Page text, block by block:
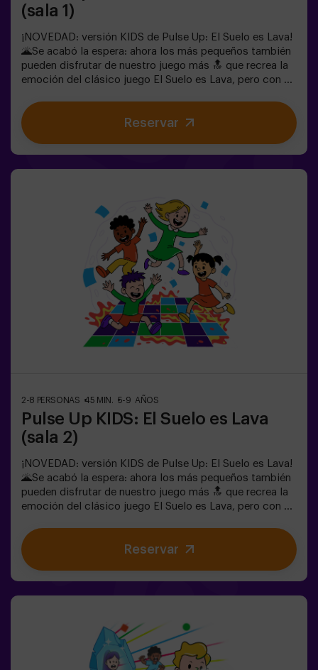
(sala 1)
¡NOVEDAD: versión KIDS de Pulse Up: El Suelo es Lava!
🌋Se acabó la espera: ahora los más pequeños también
pueden disfrutar de nuestro juego más 🔝 que recrea la
emoción del clásico juego El Suelo es Lava, pero con un
dinámicos y coloridos que estimulan el cuerpo y la
mente🎉 Ideal para fiestas infantiles y
cumpleaños emocionantes🎁 Recuerdos inolvidables y
seguir jugando.👧👦 Para niños de 5 a 9 años. Si tienen
10 años o más, ¡la versión clásica de Pulse Up: El Suelo
es Lava es perfecta para ellos!Los niños deberán
colaborar, pensar rápido y moverse aún más rápido para
superar todos los retos. ¡Verán su progreso en tiempo
real en pantalla y celebrarán cada victoria como un
verdadero logro! 🏆Diversión activa, segura y original
para fiestas infantiles, salidas en familia o simplemente
para liberar energía de la forma más divertida.✅ Ideal
para niños | familias | fiestas infantilesImportante: los
niños deben ir acompañados de un adulto, que cuenta
Reservar
2-8 PERSONAS 45 MIN. 5-9 AÑOS
Pulse Up KIDS: El Suelo es Lava
(sala 2)
¡NOVEDAD: versión KIDS de Pulse Up: El Suelo es Lava!
🌋Se acabó la espera: ahora los más pequeños también
pueden disfrutar de nuestro juego más 🔝 que recrea la
emoción del clásico juego El Suelo es Lava, pero con un
dinámicos y coloridos que estimulan el cuerpo y la
mente🎉 Ideal para fiestas infantiles y
cumpleaños emocionantes🎁 Recuerdos inolvidables y
seguir jugando.👧👦 Para niños de 5 a 9 años. Si tienen
10 años o más, ¡la versión clásica de Pulse Up: El Suelo
es Lava es perfecta para ellos!Los niños deberán
Reservar